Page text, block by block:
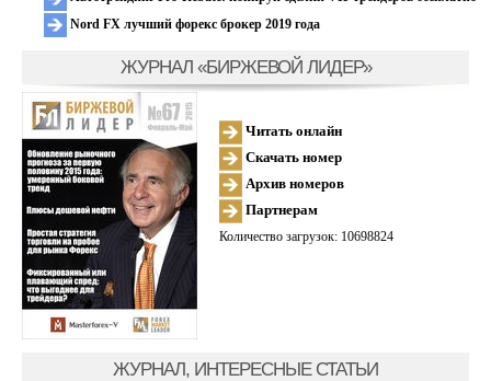
Nord FX лучший форекс брокер 2019 года
ЖУРНАЛ «БИРЖЕВОЙ ЛИДЕР»
Читать онлайн
Скачать номер
Архив номеров
Партнерам
Количество загрузок: 10698824
ЖУРНАЛ, ИНТЕРЕСНЫЕ СТАТЬИ